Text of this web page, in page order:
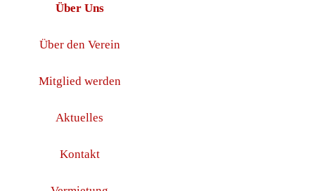
Über Uns
Über den Verein
Mitglied werden
Aktuelles
Kontakt